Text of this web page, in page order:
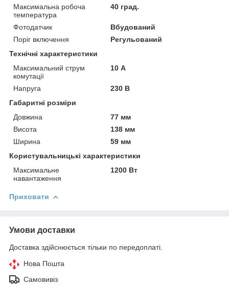
Максимальна робоча
температура
40 град.
Фотодатчик
Вбудований
Поріг включення
Регульований
Технічні характеристики
Максимальний струм
комутації
10 А
Напруга
230 В
Габаритні розміри
Довжина
77 мм
Висота
138 мм
Ширина
59 мм
Користувальницькі характеристики
Максимальне
навантаження
1200 Вт
Приховати
Умови доставки
Доставка здійснюється тільки по передоплаті.
Нова Пошта
Самовивіз